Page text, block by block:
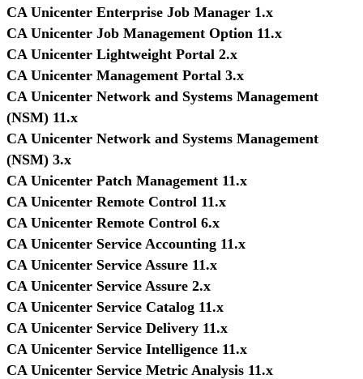
CA Unicenter Enterprise Job Manager 1.x
CA Unicenter Job Management Option 11.x
CA Unicenter Lightweight Portal 2.x
CA Unicenter Management Portal 3.x
CA Unicenter Network and Systems Management
(NSM) 11.x
CA Unicenter Network and Systems Management
(NSM) 3.x
CA Unicenter Patch Management 11.x
CA Unicenter Remote Control 11.x
CA Unicenter Remote Control 6.x
CA Unicenter Service Accounting 11.x
CA Unicenter Service Assure 11.x
CA Unicenter Service Assure 2.x
CA Unicenter Service Catalog 11.x
CA Unicenter Service Delivery 11.x
CA Unicenter Service Intelligence 11.x
CA Unicenter Service Metric Analysis 11.x